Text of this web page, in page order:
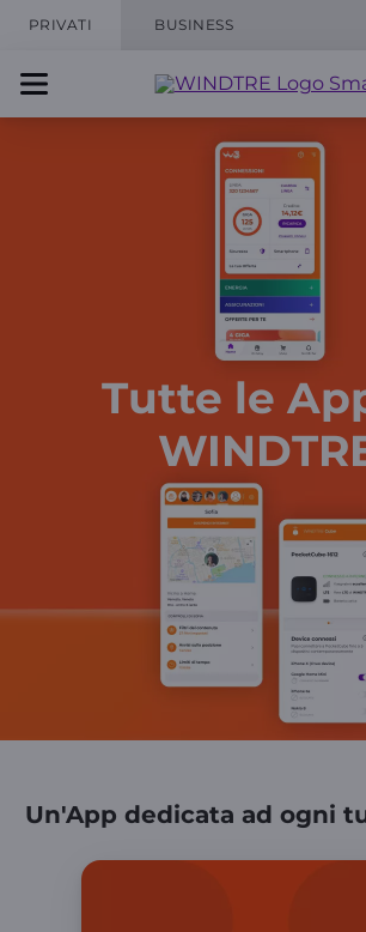
PRIVATI BUSINESS
Tutte le
Un'App dedicata ad ogni